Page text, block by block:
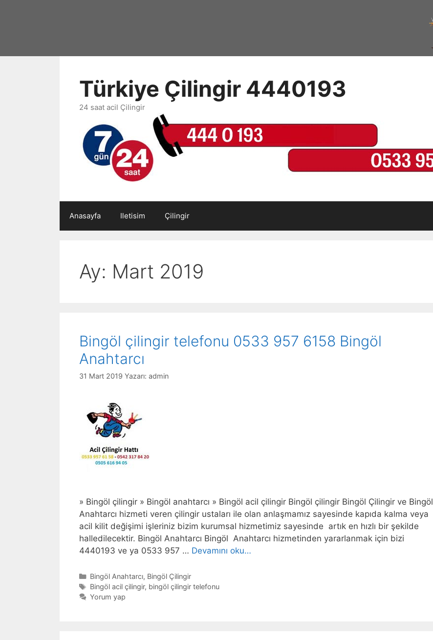
Türkiye Çilingir 4440193
24 saat acil Çilingir
Anasayfa Iletisim Çilingir
Ay: Mart 2019
Bingöl çilingir telefonu 0533 957 6158 Bingöl
Anahtarcı
31 Mart 2019 Yazarı: admin
» Bingöl çilingir » Bingöl anahtarcı » Bingöl acil çilingir Bingöl çilingir Bingöl Çilingir ve Bingöl
Anahtarcı hizmeti veren çilingir ustaları ile olan anlaşmamız sayesinde kapıda kalma veya
acil kilit değişimi işleriniz bizim kurumsal hizmetimiz sayesinde artık en hızlı bir şekilde
halledilecektir. Bingöl Anahtarcı Bingöl Anahtarcı hizmetinden yararlanmak için bizi
4440193 ve ya 0533 957 … Devamını oku…
Kategoriler
Bingöl Anahtarcı, Bingöl Çilingir
Etiketler
Bingöl acil çilingir, bingöl çilingir telefonu
Yorum yap